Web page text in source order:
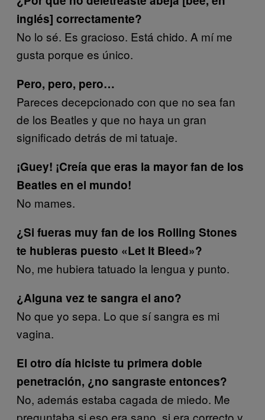
inglés] correctamente?
No lo sé. Es gracioso. Está chido. A mí me
gusta porque es único.
Pero, pero, pero…
Pareces decepcionado con que no sea fan
de los Beatles y que no haya un gran
significado detrás de mi tatuaje.
¡Guey! ¡Creía que eras la mayor fan de los
Beatles en el mundo!
No mames.
¿Si fueras muy fan de los Rolling Stones
te hubieras puesto «Let It Bleed»?
No, me hubiera tatuado la lengua y punto.
¿Alguna vez te sangra el ano?
No que yo sepa. Lo que sí sangra es mi
vagina.
El otro día hiciste tu primera doble
penetración, ¿no sangraste entonces?
No, además estaba cagada de miedo. Me
preguntaba si eso era sano, si era correcto y